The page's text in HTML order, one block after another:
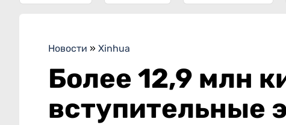
Новости » Xinhua
Более 12,9 млн
вступительные